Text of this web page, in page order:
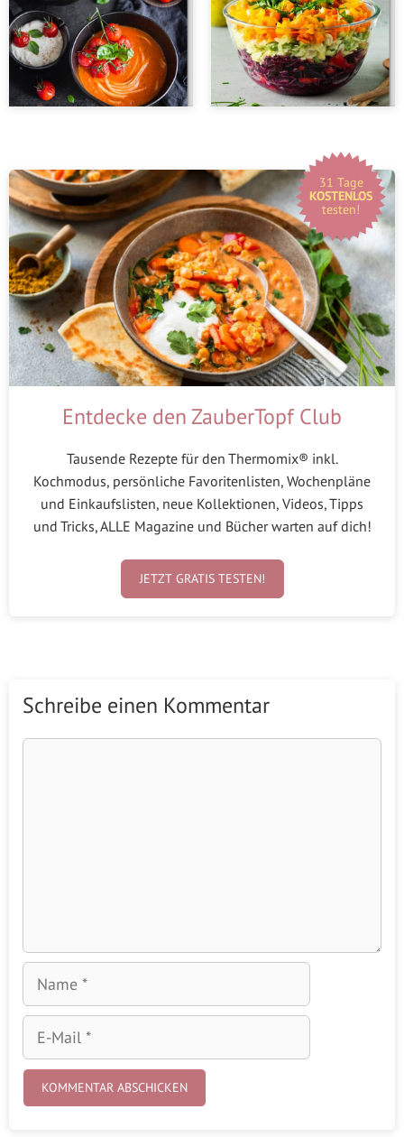
31 Tage
KOSTENLOS
testen!
Entdecke den ZauberTopf Club
Tausende Rezepte für den Thermomix® inkl.
Kochmodus, persönliche Favoritenlisten, Wochenpläne
und Einkaufslisten, neue Kollektionen, Videos, Tipps
und Tricks, ALLE Magazine und Bücher warten auf dich!
JETZT GRATIS TESTEN!
Schreibe einen Kommentar
Name
Mail